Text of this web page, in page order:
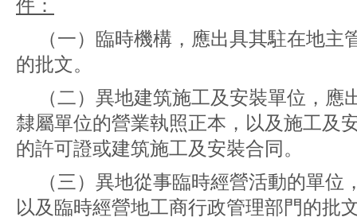
件：
（一）臨時機構，應出具其駐在地
的批文。
（二）異地建筑施工及安裝單位，
隸屬單位的營業執照正本，以及施工及
的許可證或建筑施工及安裝合同。
（三）異地從事臨時經營活動的單
以及臨時經營地工商行政管理部門的批